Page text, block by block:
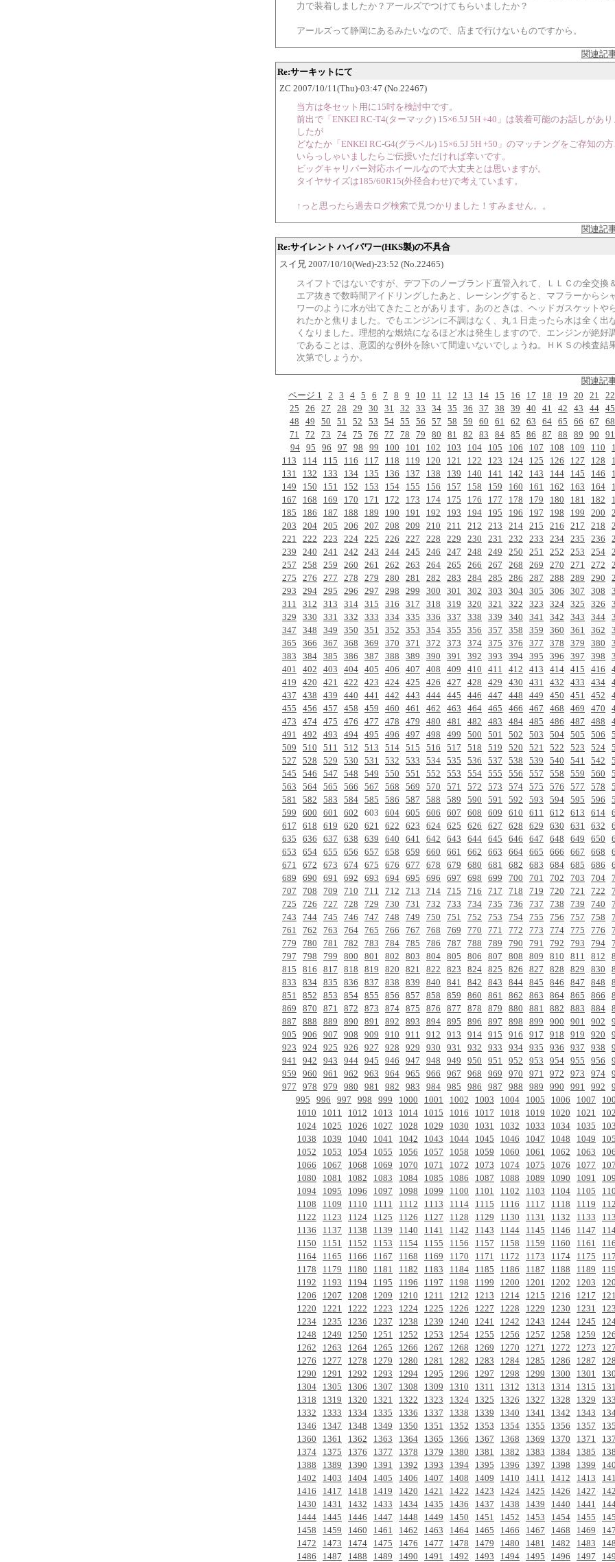
力で装着しましたか？アールズでつけてもらいましたか？
アールズって静岡にあるみたいなので、店まで行けないものですから。
関連記
Re:サーキットにて
ZC 2007/10/11(Thu)-03:47 (No.22467)
当方は冬セット用に15吋を検討中です。
前出で「ENKEI RC-T4(ターマック) 15×6.5J 5H +40」は装着可能のお話しがあり
したが
どなたか「ENKEI RC-G4(グラベル) 15×6.5J 5H +50」のマッチングをご存知の方
いらっしゃいましたらご伝授いただければ幸いです。
ビッグキャリパー対応ホイールなので大丈夫とは思いますが。
タイヤサイズは185/60R15(外径合わせ)で考えています。
↑っと思ったら過去ログ検索で見つかりました！すみません。。
関連記
Re:サイレント ハイパワー(HKS製)の不具合
スイ兄 2007/10/10(Wed)-23:52 (No.22465)
スイフトではないですが、デフ下のノーブランド直管入れて、ＬＬＣの全交換
エア抜きで数時間アイドリングしたあと、レーシングすると、マフラーからシ
ワーのように水が出てきたことがあります。あのときは、ヘッドガスケットや
れたかと焦りました。でもエンジンに不調はなく、丸１日走ったら水は全く出
くなりました。理想的な燃焼になるほど水は発生しますので、エンジンが絶好
であることは、意図的な例外を除いて間違いないでしょうね。ＨＫＳの検査結
次第でしょうか。
関連記
ページ 1
2 3 4 5 6 7 8 9 10 11 12 13 14 15 16 17 18 19 20 21 22
25
26 27 28 29 30 31 32 33 34 35 36 37 38 39 40 41 42 43 44 45
48
49 50 51 52 53 54 55 56 57 58 59 60 61 62 63 64 65 66 67 68
71
72 73 74 75 76 77 78 79 80 81 82 83 84 85 86 87 88 89 90 91
94 95 96 97 98 99 100 101 102 103 104 105 106 107 108 109 110
113
114 115 116 117 118 119 120 121 122 123 124 125 126 127 128
131
132 133 134 135 136 137 138 139 140 141 142 143 144 145 146
149
150 151 152 153 154 155 156 157 158 159 160 161 162 163 164
167
168 169 170 171 172 173 174 175 176 177 178 179 180 181 182
185
186 187 188 189 190 191 192 193 194 195 196 197 198 199 200
203
204 205 206 207 208 209 210 211 212 213 214 215 216 217 218
221
222 223 224 225 226 227 228 229 230 231 232 233 234 235 236
239
240 241 242 243 244 245 246 247 248 249 250 251 252 253 254
257
258 259 260 261 262 263 264 265 266 267 268 269 270 271 272
275
276 277 278 279 280 281 282 283 284 285 286 287 288 289 290
293
294 295 296 297 298 299 300 301 302 303 304 305 306 307 308
311
312 313 314 315 316 317 318 319 320 321 322 323 324 325 326
329
330 331 332 333 334 335 336 337 338 339 340 341 342 343 344
347
348 349 350 351 352 353 354 355 356 357 358 359 360 361 362
365
366 367 368 369 370 371 372 373 374 375 376 377 378 379 380
383
384 385 386 387 388 389 390 391 392 393 394 395 396 397 398
401
402 403 404 405 406 407 408 409 410 411 412 413 414 415 416
419
420 421 422 423 424 425 426 427 428 429 430 431 432 433 434
437
438 439 440 441 442 443 444 445 446 447 448 449 450 451 452
455
456 457 458 459 460 461 462 463 464 465 466 467 468 469 470
473
474 475 476 477 478 479 480 481 482 483 484 485 486 487 488
491
492 493 494 495 496 497 498 499 500 501 502 503 504 505 506
509
510 511 512 513 514 515 516 517 518 519 520 521 522 523 524
527
528 529 530 531 532 533 534 535 536 537 538 539 540 541 542
545
546 547 548 549 550 551 552 553 554 555 556 557 558 559 560
563
564 565 566 567 568 569 570 571 572 573 574 575 576 577 578
581
582 583 584 585 586 587 588 589 590 591 592 593 594 595 596
599
600 601 602 603 604 605 606 607 608 609 610 611 612 613 614
617
618 619 620 621 622 623 624 625 626 627 628 629 630 631 632
635
636 637 638 639 640 641 642 643 644 645 646 647 648 649 650
653
654 655 656 657 658 659 660 661 662 663 664 665 666 667 668
671
672 673 674 675 676 677 678 679 680 681 682 683 684 685 686
689
690 691 692 693 694 695 696 697 698 699 700 701 702 703 704
707
708 709 710 711 712 713 714 715 716 717 718 719 720 721 722
725
726 727 728 729 730 731 732 733 734 735 736 737 738 739 740
743
744 745 746 747 748 749 750 751 752 753 754 755 756 757 758
761
762 763 764 765 766 767 768 769 770 771 772 773 774 775 776
779
780 781 782 783 784 785 786 787 788 789 790 791 792 793 794
797
798 799 800 801 802 803 804 805 806 807 808 809 810 811 812
815
816 817 818 819 820 821 822 823 824 825 826 827 828 829 830
833
834 835 836 837 838 839 840 841 842 843 844 845 846 847 848
851
852 853 854 855 856 857 858 859 860 861 862 863 864 865 866
869
870 871 872 873 874 875 876 877 878 879 880 881 882 883 884
887
888 889 890 891 892 893 894 895 896 897 898 899 900 901 902
905
906 907 908 909 910 911 912 913 914 915 916 917 918 919 920
923
924 925 926 927 928 929 930 931 932 933 934 935 936 937 938
941
942 943 944 945 946 947 948 949 950 951 952 953 954 955 956
959
960 961 962 963 964 965 966 967 968 969 970 971 972 973 974
977
978 979 980 981 982 983 984 985 986 987 988 989 990 991 992
995
996 997 998 999 1000 1001 1002 1003 1004 1005 1006 1007
1010
1011 1012 1013 1014 1015 1016 1017 1018 1019 1020 1021
1024
1025 1026 1027 1028 1029 1030 1031 1032 1033 1034 1035
1038
1039 1040 1041 1042 1043 1044 1045 1046 1047 1048 1049
1052
1053 1054 1055 1056 1057 1058 1059 1060 1061 1062 1063
1066
1067 1068 1069 1070 1071 1072 1073 1074 1075 1076 1077
1080
1081 1082 1083 1084 1085 1086 1087 1088 1089 1090 1091
1094
1095 1096 1097 1098 1099 1100 1101 1102 1103 1104 1105
1108
1109 1110 1111 1112 1113 1114 1115 1116 1117 1118 1119
1122
1123 1124 1125 1126 1127 1128 1129 1130 1131 1132 1133
1136
1137 1138 1139 1140 1141 1142 1143 1144 1145 1146 1147
1150
1151 1152 1153 1154 1155 1156 1157 1158 1159 1160 1161
1164
1165 1166 1167 1168 1169 1170 1171 1172 1173 1174 1175
1178
1179 1180 1181 1182 1183 1184 1185 1186 1187 1188 1189
1192
1193 1194 1195 1196 1197 1198 1199 1200 1201 1202 1203
1206
1207 1208 1209 1210 1211 1212 1213 1214 1215 1216 1217
1220
1221 1222 1223 1224 1225 1226 1227 1228 1229 1230 1231
1234
1235 1236 1237 1238 1239 1240 1241 1242 1243 1244 1245
1248
1249 1250 1251 1252 1253 1254 1255 1256 1257 1258 1259
1262
1263 1264 1265 1266 1267 1268 1269 1270 1271 1272 1273
1276
1277 1278 1279 1280 1281 1282 1283 1284 1285 1286 1287
1290
1291 1292 1293 1294 1295 1296 1297 1298 1299 1300 1301
1304
1305 1306 1307 1308 1309 1310 1311 1312 1313 1314 1315
1318
1319 1320 1321 1322 1323 1324 1325 1326 1327 1328 1329
1332
1333 1334 1335 1336 1337 1338 1339 1340 1341 1342 1343
1346
1347 1348 1349 1350 1351 1352 1353 1354 1355 1356 1357
1360
1361 1362 1363 1364 1365 1366 1367 1368 1369 1370 1371
1374
1375 1376 1377 1378 1379 1380 1381 1382 1383 1384 1385
1388
1389 1390 1391 1392 1393 1394 1395 1396 1397 1398 1399
1402
1403 1404 1405 1406 1407 1408 1409 1410 1411 1412 1413
1416
1417 1418 1419 1420 1421 1422 1423 1424 1425 1426 1427
1430
1431 1432 1433 1434 1435 1436 1437 1438 1439 1440 1441
1444
1445 1446 1447 1448 1449 1450 1451 1452 1453 1454 1455
1458
1459 1460 1461 1462 1463 1464 1465 1466 1467 1468 1469
1472
1473 1474 1475 1476 1477 1478 1479 1480 1481 1482 1483
1486
1487 1488 1489 1490 1491 1492 1493 1494 1495 1496 1497